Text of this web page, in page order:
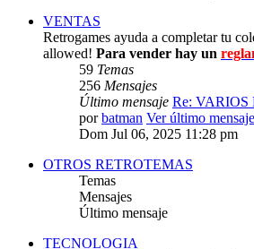
VENTAS
Retrogames ayuda a completar tu
allowed! Para vender hay un
59 Temas
256 Mensajes
Último mensaje Re:
porbatman Ver último mensaje
Dom Jul 06, 2025 11:28 pm
OTROS RETROTEMAS
Temas
Mensajes
Último mensaje
TECNOLOGIA